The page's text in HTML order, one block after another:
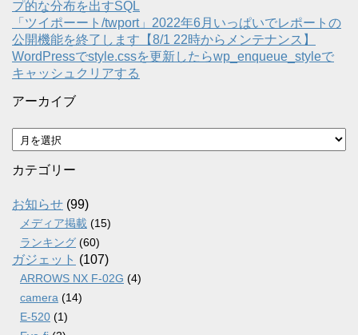
プ的な分布を出すSQL
「ツイポーート/twport」2022年6月いっぱいでレポートの
公開機能を終了します【8/1 22時からメンテナンス】
WordPressでstyle.cssを更新したらwp_enqueue_styleで
キャッシュクリアする
アーカイブ
ア
ー
カ
ブ
カテゴリー
お知らせ (99)
メディア掲載 (15)
ランキング (60)
ガジェット (107)
ARROWS NX F-02G (4)
camera (14)
E-520 (1)